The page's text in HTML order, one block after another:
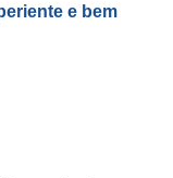
e bem